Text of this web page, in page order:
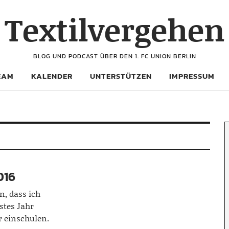
Textilvergehen
BLOG UND PODCAST ÜBER DEN 1. FC UNION BERLIN
KALENDER UNTERSTÜTZEN IMPRESSUM
dass ich
Jahr
einschulen.